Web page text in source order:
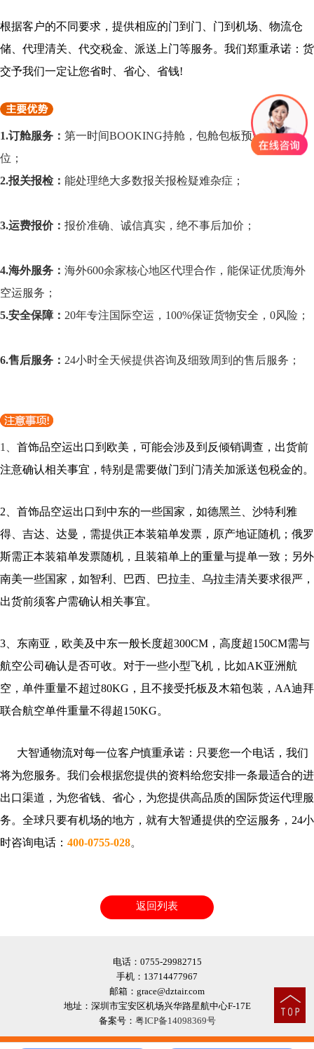
根据客户的不同要求，提供相应的门到门、门到机场、物流仓
储、代理清关、代交税金、派送上门等服务。我们郑重承诺：货
交予我们一定让您省时、省心、省钱!
1.订舱服务： 第一时间BOOKING持舱，包舱包板预留充裕舱
位；
2.报关报检： 能处理绝大多数报关报检疑难杂症；
3.运费报价： 报价准确、诚信真实，绝不事后加价；
4.海外服务： 海外600余家核心地区代理合作，能保证优质海外
空运服务；
5.安全保障： 20年专注国际空运，100%保证货物安全，0风险；
6.售后服务： 24小时全天候提供咨询及细致周到的售后服务；
1、 首饰品空运出口到欧美，可能会涉及到反倾销调查，出货前
注意确认相关事宜，特别是需要做门到门清关加派送包税金的。
2、 首饰品空运出口到中东的一些国家，如德黑兰、沙特利雅
得、吉达、达曼，需提供正本装箱单发票，原产地证随机；俄罗
斯需正本装箱单发票随机，且装箱单上的重量与提单一致；另外
南美一些国家，如智利、巴西、巴拉圭、乌拉圭清关要求很严，
出货前须客户需确认相关事宜。
3、东南亚，欧美及中东一般长度超300CM，高度超150CM需与
航空公司确认是否可收。对于一些小型飞机，比如AK亚洲航
空，单件重量不超过80KG，且不接受托板及木箱包装，AA迪拜
联合航空单件重量不得超150KG。
大智通物流对每一位客户慎重承诺：只要您一个电话，我们
将为您服务。我们会根据您提供的资料给您安排一条最适合的进
出口渠道，为您省钱、省心，为您提供高品质的国际货运代理服
务。全球只要有机场的地方，就有大智通提供的空运服务，24小
时咨询电话： 400-0755-028。
返回列表
电话：0755-29982715
手机：13714477967
邮箱：grace@dztair.com
地址：深圳市宝安区机场兴华路星航中心F-17E
备案号： 粤ICP备14098369号